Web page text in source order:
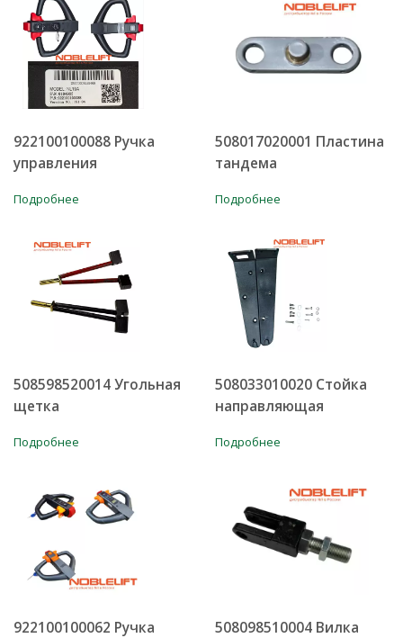
922100100088 Ручка
управления
Подробнее
508017020001 Пластина
тандема
Подробнее
508598520014 Угольная
щетка
Подробнее
508033010020 Стойка
направляющая
Подробнее
922100100062 Ручка
508098510004 Вилка